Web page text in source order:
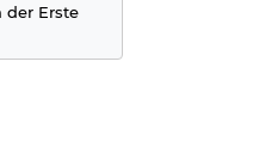
der Erste